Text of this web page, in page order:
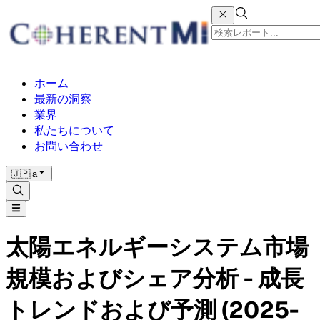
ホーム
最新の洞察
業界
私たちについて
お問い合わせ
🇯🇵ja
太陽エネルギーシステム市場
規模およびシェア分析 - 成長
トレンドおよび予測 (2025-